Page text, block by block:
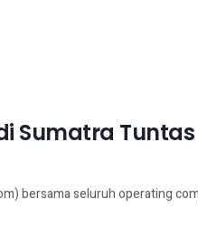
Sumatra Tuntas
bersama seluruh operating